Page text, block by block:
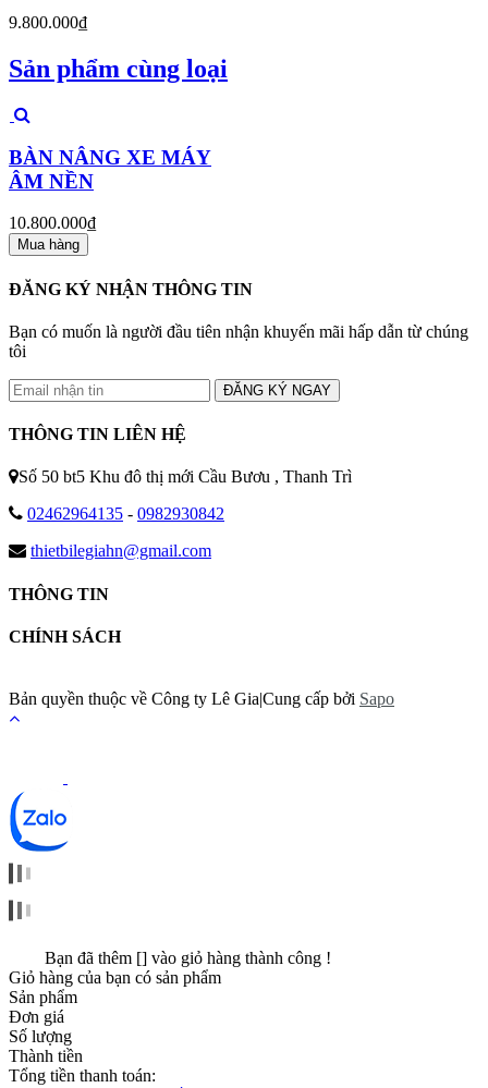
9.800.000₫
Sản phẩm cùng loại
BÀN NÂNG XE MÁY
ÂM NỀN
10.800.000₫
Mua hàng
ĐĂNG KÝ NHẬN THÔNG TIN
Bạn có muốn là người đầu tiên nhận khuyến mãi hấp dẫn từ chúng
tôi
ĐĂNG KÝ NGAY
THÔNG TIN LIÊN HỆ
Số 50 bt5 Khu đô thị mới Cầu Bươu , Thanh Trì
02462964135 - 0982930842
thietbilegiahn@gmail.com
THÔNG TIN
CHÍNH SÁCH
Bản quyền thuộc về Công ty Lê Gia|Cung cấp bởi Sapo
Bạn đã thêm [] vào giỏ hàng thành công !
Giỏ hàng của bạn có sản phẩm
Sản phẩm
Đơn giá
Số lượng
Thành tiền
Tổng tiền thanh toán: